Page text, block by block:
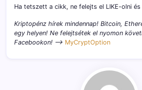
Ha tetszett a cikk, ne felejts el LIKE-olni
Kriptopénz hírek mindennap! Bitcoin,
egy helyen! Ne felejtsétek el nyomon
Facebookon! –> MyCryptOption